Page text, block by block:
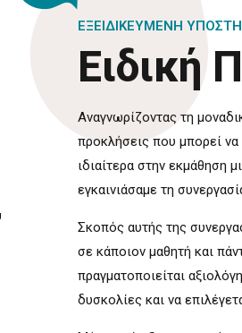
ΕΞΕΙΔΙΚΕΥΜΕΝΗ
Ειδική
Αναγνωρίζοντας τη
προκλήσεις που μπορεί να
ιδιαίτερα στην εκμάθηση
εγκαινιάσαμε τη
Σκοπός αυτής της
σε κάποιον μαθητή και
πραγματοποιείται
δυσκολίες και να